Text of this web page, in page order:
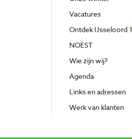
Vacatures
Ontdek IJsseloord 1
NOEST
Wie zijn wij?
Agenda
Links en adressen
Werk van klanten